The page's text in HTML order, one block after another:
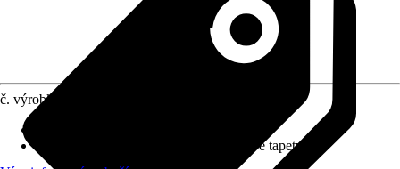
č. výrobku
Lepidlo na vliesové tapety